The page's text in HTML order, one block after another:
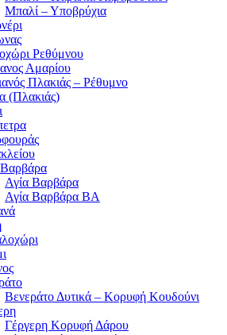
Μπαλί – Υποβρύχια
Ρεθύμνου
Αμαρίου
Πλακιάς – Ρέθυμνο
(Πλακιάς)
Αγία Βαρβάρα
Αγία Βαρβάρα ΒΑ
Βενεράτο Δυτικά – Κορυφή Κουδούνι
Γέργερη Κορυφή Δάρου